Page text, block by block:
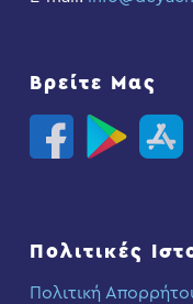
Βρείτε Μας
Πολιτικές
Πολιτική